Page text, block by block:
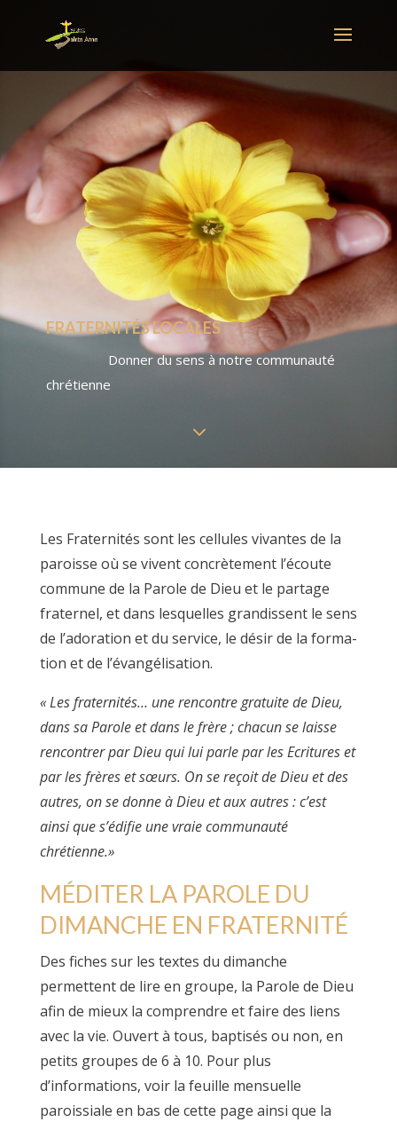
FRATERNITÉS LOCALES
Donner du sens à notre communauté
chrétienne
3
Les Frater­nités sont les cellules vivantes de la
paroisse où se vivent concrète­ment l’écoute
commune de la Parole de Dieu et le partage
fraternel, et dans lesquelles grandissent le sens
de l’adoration et du service, le désir de la forma­
tion et de l’évangélisation.
« Les fraternités… une rencontre gratuite de Dieu,
dans sa Parole et dans le frère ; chacun se laisse
rencontrer par Dieu qui lui parle par les Ecritures et
par les frères et sœurs. On se reçoit de Dieu et des
autres, on se donne à Dieu et aux autres : c’est
ainsi que s’édifie une vraie communauté
chrétienne.»
MÉDITER LA PAROLE DU
DIMANCHE EN FRATERNITÉ
Des fiches sur les textes du dimanche
permettent de lire en groupe, la Parole de Dieu
afin de mieux la comprendre et faire des liens
avec la vie. Ouvert à tous, baptisés ou non, en
petits groupes de 6 à 10. Pour plus
d’informations, voir la feuille mensuelle
paroissiale en bas de cette page ainsi que la